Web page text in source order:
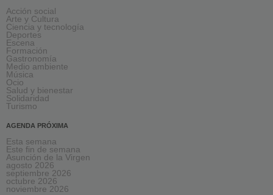
Acción social
Arte y Cultura
Ciencia y tecnología
Deportes
Escena
Formación
Gastronomía
Medio ambiente
Música
Ocio
Salud y bienestar
Solidaridad
Turismo
AGENDA PRÓXIMA
Esta semana
Este fin de semana
Asunción de la Virgen
agosto 2026
septiembre 2026
octubre 2026
noviembre 2026